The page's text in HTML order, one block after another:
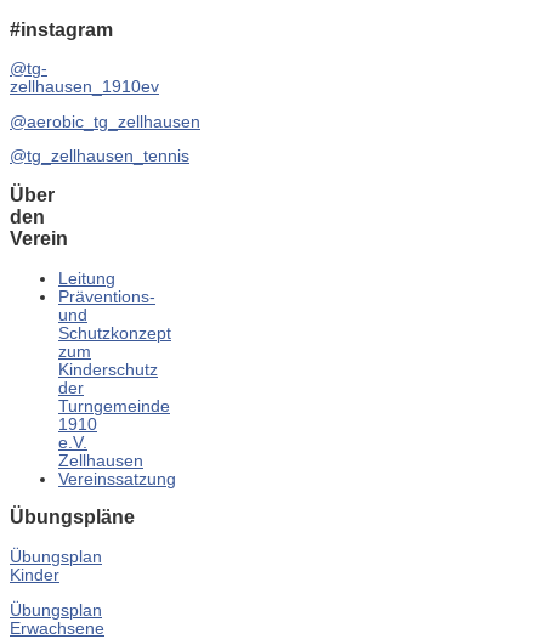
#instagram
@tg-
zellhausen_1910ev
@aerobic_tg_zellhausen
@tg_zellhausen_tennis
Über
den
Verein
Leitung
Präventions-
und
Schutzkonzept
zum
Kinderschutz
der
Turngemeinde
1910
e.V.
Zellhausen
Vereinssatzung
Übungspläne
Übungsplan
Kinder
Übungsplan
Erwachsene